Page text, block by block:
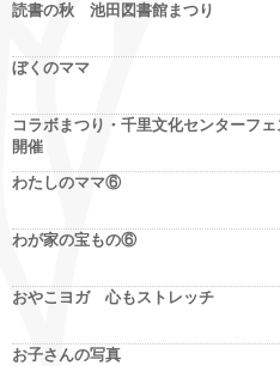
読書の秋 池田図書館まつり
ぼくのママ
コラボまつり・千里文化センターフ
開催
わたしのママ⑥
わが家の宝もの⑥
おやこヨガ 心もストレッチ
お子さんの写真